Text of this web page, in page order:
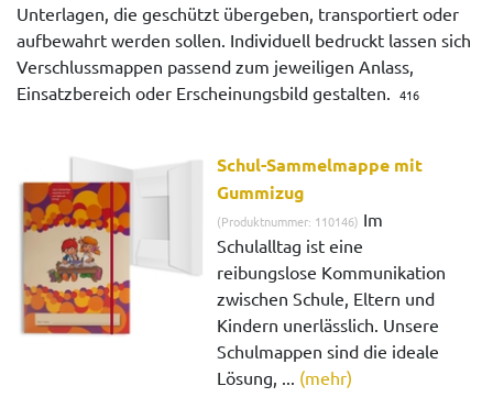
Unterlagen, die geschützt übergeben, transportiert oder
aufbewahrt werden sollen. Individuell bedruckt lassen sich
Verschlussmappen passend zum jeweiligen Anlass,
Einsatzbereich oder Erscheinungsbild gestalten. 416
Schul-Sammelmappe mit
Gummizug
(Produktnummer: 110146) Im
Schulalltag ist eine
reibungslose Kommunikation
zwischen Schule, Eltern und
Kindern unerlässlich. Unsere
Schulmappen sind die ideale
Lösung, ... (mehr)